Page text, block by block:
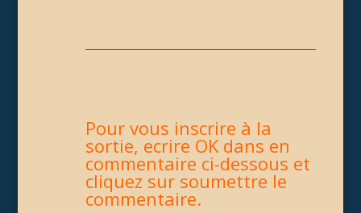
Pour vous inscrire à la
sortie, ecrire OK dans en
commentaire ci-dessous et
cliquez sur soumettre le
commentaire.